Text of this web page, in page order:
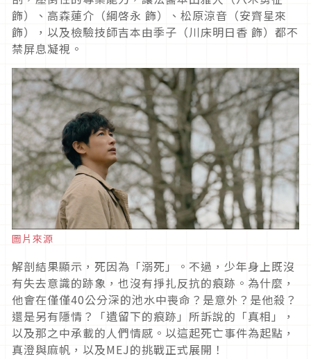
飾）、高森蓮介（綱啓永 飾）、松原涼音（安齊星來
飾），以及檢驗技師吉本由季子（川床明日香 飾）都不
禁屏息凝視。
圖片來源
解剖結果顯示，死因為「溺死」。不過，少年身上既沒
有失去意識的跡象，也沒有掙扎反抗的痕跡。為什麼，
他會在僅僅40公分深的池水中喪命？是意外？是他殺？
還是另有隱情？「遺留下的痕跡」所訴說的「真相」，
以及那之中承載的人們情感。以這起死亡事件為起點，
真澄與麻帆，以及MEJ的挑戰正式展開！